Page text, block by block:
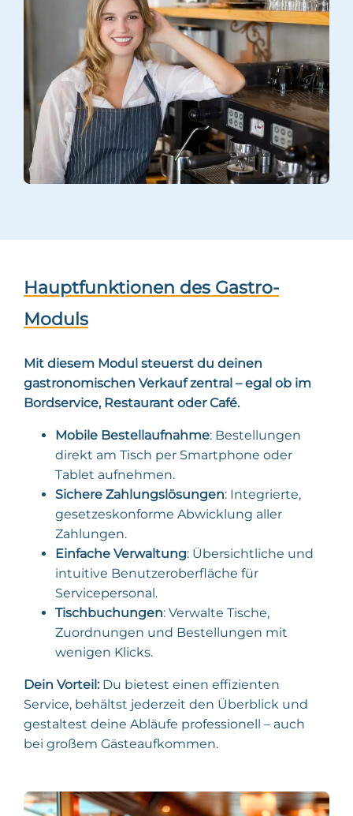
Hauptfunktionen des Gastro-
Moduls
Mit diesem Modul steuerst du deinen
gastronomischen Verkauf zentral – egal ob im
Bordservice, Restaurant oder Café.
Mobile Bestellaufnahme: Bestellungen
direkt am Tisch per Smartphone oder
Tablet aufnehmen.
Sichere Zahlungslösungen: Integrierte,
gesetzeskonforme Abwicklung aller
Zahlungen.
Einfache Verwaltung: Übersichtliche und
intuitive Benutzeroberfläche für
Servicepersonal.
Tischbuchungen: Verwalte Tische,
Zuordnungen und Bestellungen mit
wenigen Klicks.
Dein Vorteil:Du bietest einen effizienten
Service, behältst jederzeit den Überblick und
gestaltest deine Abläufe professionell – auch
bei großem Gästeaufkommen.